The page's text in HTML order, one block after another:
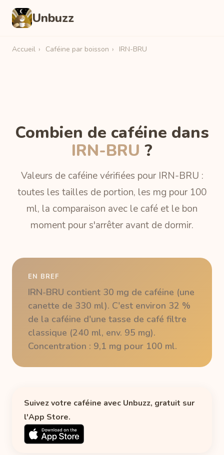
Unbuzz
Accueil › Caféine par boisson › IRN-BRU
Combien de caféine dans
IRN-BRU ?
Valeurs de caféine vérifiées pour IRN-BRU :
toutes les tailles de portion, les mg pour 100
ml, la comparaison avec le café et le bon
moment pour s'arrêter avant de dormir.
EN BREF
IRN-BRU contient 30 mg de caféine (une
canette de 330 ml). C'est environ 32 %
de la caféine d'une tasse de café filtre
classique (240 ml, env. 95 mg).
Concentration : 9,1 mg pour 100 ml.
Suivez votre caféine avec Unbuzz, gratuit sur
l'App Store.